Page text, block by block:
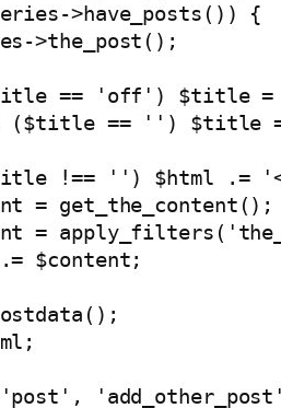
>have_posts()) {
>the_post();
== 'off') $title =
($title == '') $title
!== '') $html .=
= get_the_content();
=
$content;